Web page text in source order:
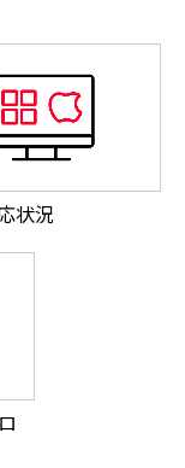
状況